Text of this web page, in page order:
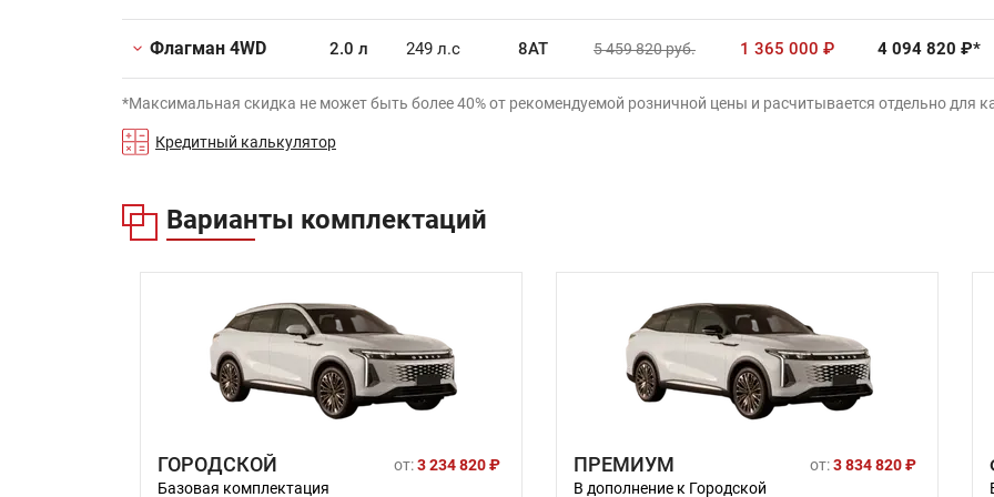
Флагман 4WD 2.0 л 249 л.с 8AT 5 459 820руб. 1 365 000 ₽ 4 094 820 ₽*
*Максимальная скидка не может быть более 40% от рекомендуемой розничной цены и расчитывается отдельно для
Кредитный калькулятор
Варианты комплектаций
ГОРОДСКОЙ от:3 234 820 ₽
Базовая комплектация
ПРЕМИУМ от:3 834 820 ₽
В дополнение к Городской